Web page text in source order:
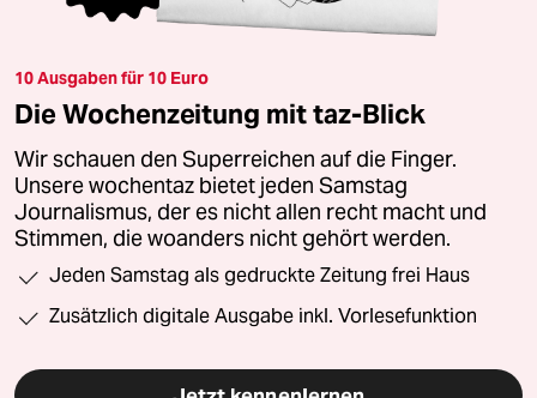
10 Ausgaben für 10 Euro
Die Wochenzeitung mit taz-Blick
Wir schauen den Superreichen auf die Finger.
Unsere wochentaz bietet jeden Samstag
Journalismus, der es nicht allen recht macht und
Stimmen, die woanders nicht gehört werden.
Jeden Samstag als gedruckte Zeitung frei Haus
Zusätzlich digitale Ausgabe inkl. Vorlesefunktion